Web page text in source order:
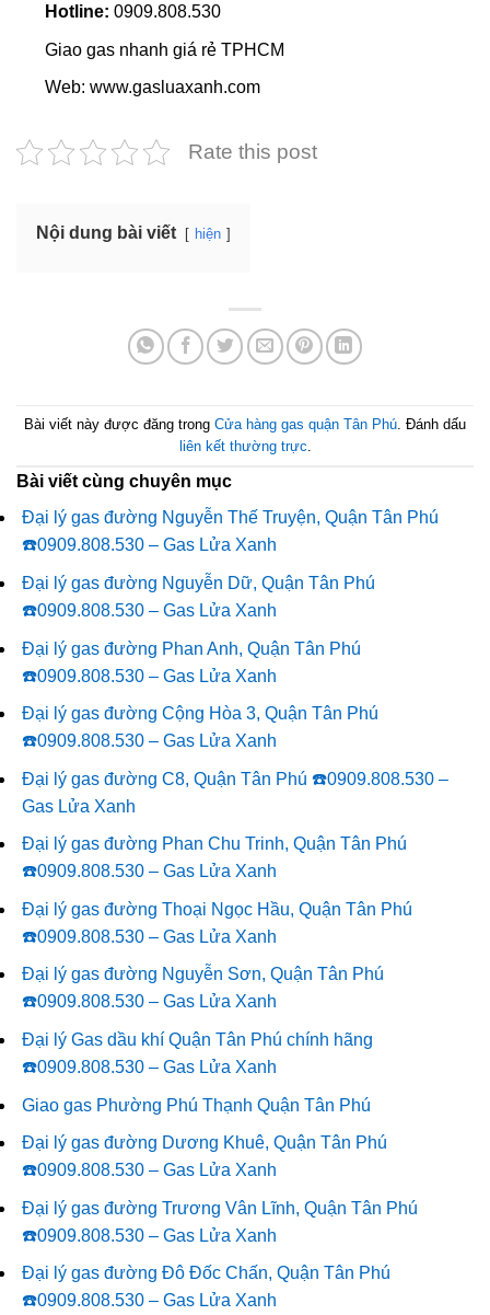
Hotline: 0909.808.530
Giao gas nhanh giá rẻ TPHCM
Web: www.gasluaxanh.com
Rate this post
Nội dung bài viết hiện
Bài viết này được đăng trong Cửa hàng gas quận Tân Phú . Đánh dấu
liên kết thường trực
Bài viết cùng chuyên mục
Đại lý gas đường Nguyễn Thế Truyện, Quận Tân Phú
☎️0909.808.530 – Gas Lửa Xanh
Đại lý gas đường Nguyễn Dữ, Quận Tân Phú
☎️0909.808.530 – Gas Lửa Xanh
Đại lý gas đường Phan Anh, Quận Tân Phú
☎️0909.808.530 – Gas Lửa Xanh
Đại lý gas đường Cộng Hòa 3, Quận Tân Phú
☎️0909.808.530 – Gas Lửa Xanh
Đại lý gas đường C8, Quận Tân Phú ☎️0909.808.530 –
Gas Lửa Xanh
Đại lý gas đường Phan Chu Trinh, Quận Tân Phú
☎️0909.808.530 – Gas Lửa Xanh
Đại lý gas đường Thoại Ngọc Hầu, Quận Tân Phú
☎️0909.808.530 – Gas Lửa Xanh
Đại lý gas đường Nguyễn Sơn, Quận Tân Phú
☎️0909.808.530 – Gas Lửa Xanh
Đại lý Gas dầu khí Quận Tân Phú chính hãng
☎️0909.808.530 – Gas Lửa Xanh
Giao gas Phường Phú Thạnh Quận Tân Phú
Đại lý gas đường Dương Khuê, Quận Tân Phú
☎️0909.808.530 – Gas Lửa Xanh
Đại lý gas đường Trương Vân Lĩnh, Quận Tân Phú
☎️0909.808.530 – Gas Lửa Xanh
Đại lý gas đường Đô Đốc Chấn, Quận Tân Phú
☎️0909.808.530 – Gas Lửa Xanh